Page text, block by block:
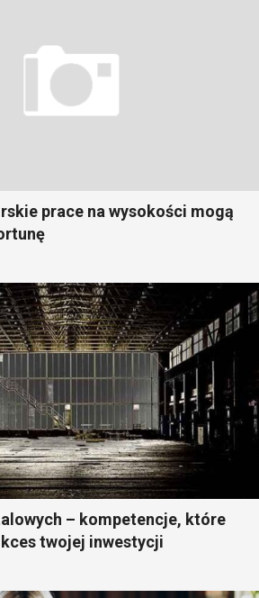
prace na wysokości mogą
– kompetencje, które
twojej inwestycji